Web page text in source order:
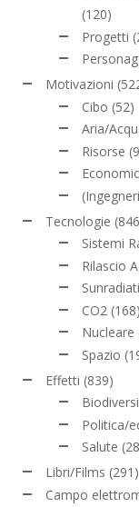
(120)
Progetti
Motivazioni
Cibo (52)
Aria/
Risorse
Tecnologie
Sistemi
Rilascio
CO2 (168)
Nucleare
Spazio
Effetti (839)
Politica/
Salute
Libri/Films (291)
Campo